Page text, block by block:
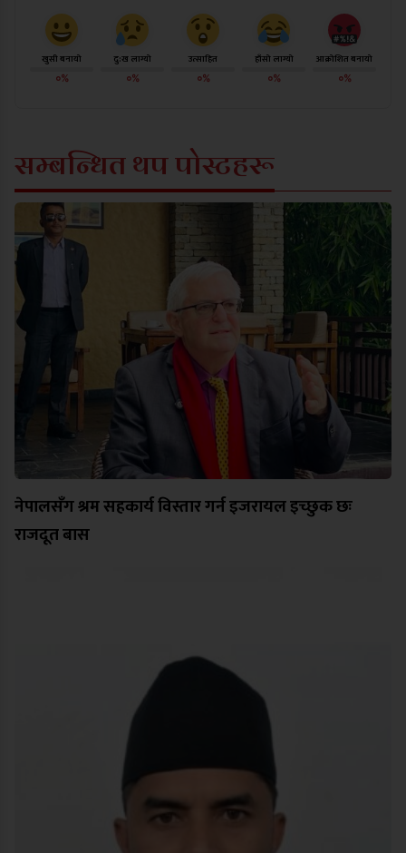
खुसी बनायो
०%
दु:ख लाग्यो
०%
उत्साहित
०%
हाँसो लाग्यो
०%
आक्रोशित बनायो
०%
सम्बन्धित थप पोस्टहरू
नेपालसँग श्रम सहकार्य विस्तार गर्न इजरायल इच्छुक छः
राजदूत बास